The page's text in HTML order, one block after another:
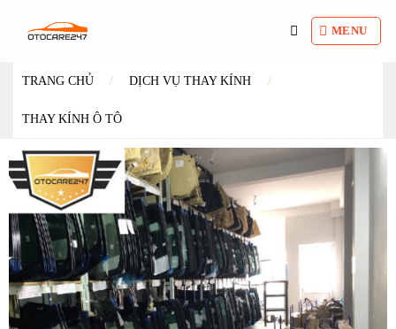
dung
MENU
TRANG CHỦ / DỊCH VỤ THAY KÍNH /
THAY KÍNH Ô TÔ